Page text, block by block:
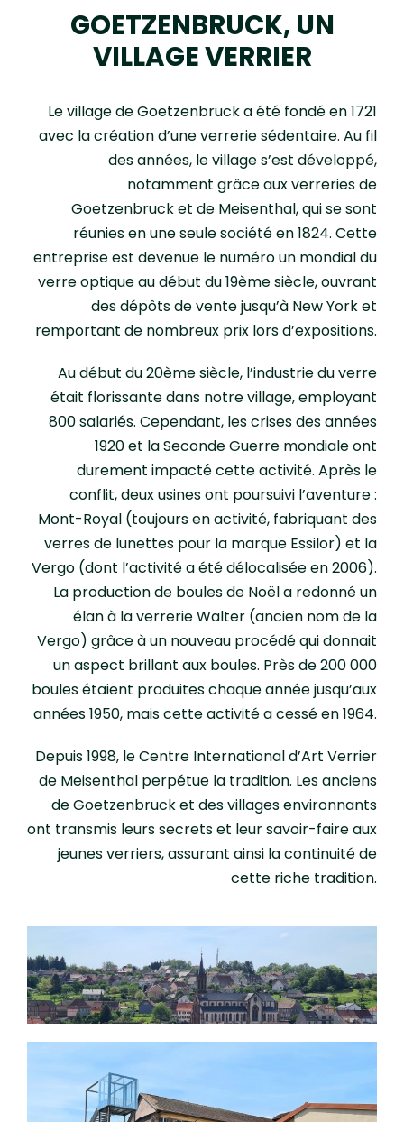
Pays du verre et du cristal
Art
Bois
Et encore…
GOETZENBRUCK, UN
VILLAGE VERRIER
Le village de Goetzenbruck a été fondé en 1721
avec la création d’une verrerie sédentaire. Au fil
des années, le village s’est développé,
notamment grâce aux verreries de
Goetzenbruck et de Meisenthal, qui se sont
réunies en une seule société en 1824. Cette
entreprise est devenue le numéro un mondial du
verre optique au début du 19ème siècle, ouvrant
des dépôts de vente jusqu’à New York et
remportant de nombreux prix lors d’expositions.
Au début du 20ème siècle, l’industrie du verre
était florissante dans notre village, employant
800 salariés. Cependant, les crises des années
1920 et la Seconde Guerre mondiale ont
durement impacté cette activité. Après le
conflit, deux usines ont poursuivi l’aventure :
Mont-Royal (toujours en activité, fabriquant des
verres de lunettes pour la marque Essilor) et la
Vergo (dont l’activité a été délocalisée en 2006).
La production de boules de Noël a redonné un
élan à la verrerie Walter (ancien nom de la
Vergo) grâce à un nouveau procédé qui donnait
un aspect brillant aux boules. Près de 200 000
boules étaient produites chaque année jusqu’aux
années 1950, mais cette activité a cessé en 1964.
Depuis 1998, le Centre International d’Art Verrier
de Meisenthal perpétue la tradition. Les anciens
de Goetzenbruck et des villages environnants
ont transmis leurs secrets et leur savoir-faire aux
jeunes verriers, assurant ainsi la continuité de
cette riche tradition.